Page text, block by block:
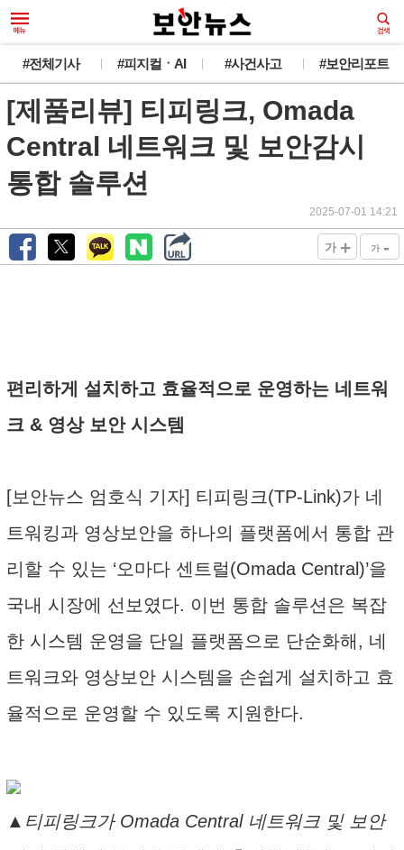
#전체기사 #피지컬ㆍAI #사건사고 #보안리포트
[제품리뷰] 티피링크, Omada
Central 네트워크 및 보안감시
통합 솔루션
2025-07-01 14:21
가 + 가 -
편리하게 설치하고 효율적으로 운영하는 네트워
크 & 영상 보안 시스템
[보안뉴스 엄호식 기자] 티피링크(TP-Link)가 네
트워킹과 영상보안을 하나의 플랫폼에서 통합 관
리할 수 있는 ‘오마다 센트럴(Omada Central)’을
국내 시장에 선보였다. 이번 통합 솔루션은 복잡
한 시스템 운영을 단일 플랫폼으로 단순화해, 네
트워크와 영상보안 시스템을 손쉽게 설치하고 효
율적으로 운영할 수 있도록 지원한다.
▲티피링크가 Omada Central 네트워크 및 보안